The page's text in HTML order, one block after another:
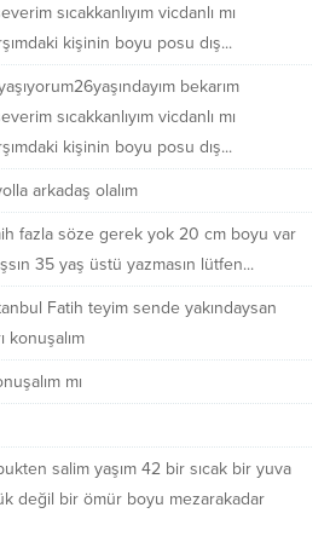
sıcakkanlıyım vicdanlı mı
kişinin boyu posu dış...
bekarım
sıcakkanlıyım vicdanlı mı
kişinin boyu posu dış...
arkadaş olalım
fazla söze gerek yok 20 cm boyu var
35 yaş üstü yazmasın lütfen...
Fatih teyim sende yakındaysan
konuşalım
mı
salim yaşım 42 bir sıcak bir yuva
değil bir ömür boyu mezarakadar